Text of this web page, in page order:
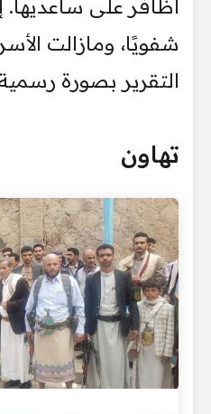
أظافر على ساعديها.
شفويًا، ومازالت
التقرير بصورة
تهاون